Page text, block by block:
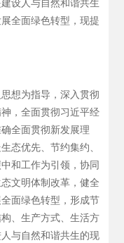
设人与自然和谐共生
全面绿色转型，现提
想为指导，深入贯彻
，全面贯彻习近平经
全面贯彻新发展理
态优先、节约集约、
和工作为引领，协同
文明体制改革，健全
面绿色转型，形成节
、生产方式、生活方
与自然和谐共生的现